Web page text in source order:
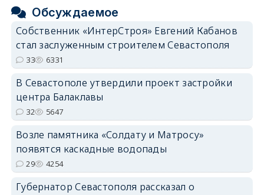
Обсуждаемое
Собственник «ИнтерСтроя» Евгений Кабанов
стал заслуженным строителем Севастополя
33 6331
В Севастополе утвердили проект застройки
центра Балаклавы
32 5647
Возле памятника «Солдату и Матросу»
появятся каскадные водопады
29 4254
Губернатор Севастополя рассказал о